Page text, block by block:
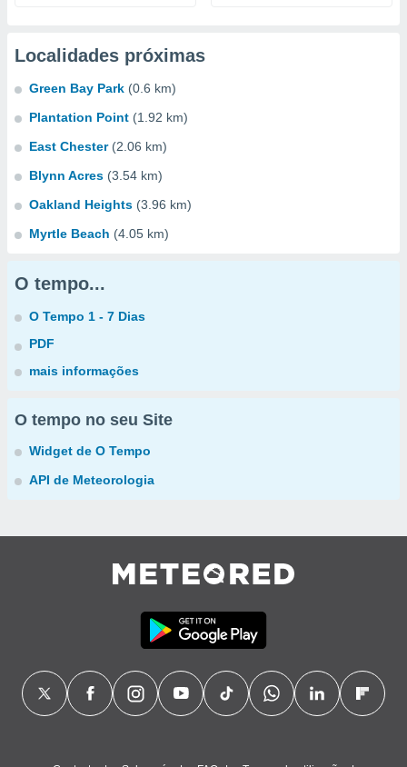
Localidades próximas
Green Bay Park (0.6 km)
Plantation Point (1.92 km)
East Chester (2.06 km)
Blynn Acres (3.54 km)
Oakland Heights (3.96 km)
Myrtle Beach (4.05 km)
O tempo...
O Tempo 1 - 7 Dias
PDF
mais informações
O tempo no seu Site
Widget de O Tempo
API de Meteorologia